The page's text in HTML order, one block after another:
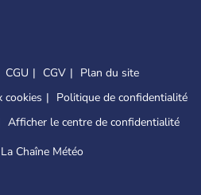
CGU CGV
Plan du site
cookies
Politique de confidentialité
Afficher le centre de confidentialité
Chaîne Météo